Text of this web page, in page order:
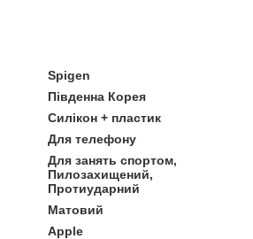
Spigen
Південна Корея
Силікон + пластик
Для телефону
Для занять спортом,
Пилозахищений,
Протиударний
Матовий
Apple